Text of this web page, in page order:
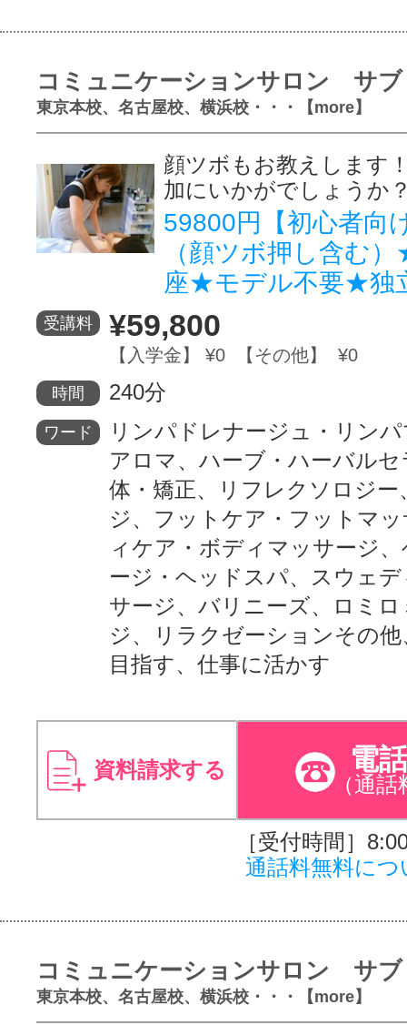
コミュニケーションサロン サブ
東京本校、名古屋校、横浜校・・・【more】
顔ツボもお教えします
加にいかがでしょうか
59800円【初心者向
（顔ツボ押し含む
座★モデル不要★独
受講料 ¥59,800
【入学金】 ¥0 【その他】 ¥0
時間 240分
ワード
リンパドレナージュ・リン
アロマ、ハーブ・ハーバルセ
体・矯正、リフレクソロジー
ジ、フットケア・フットマ
ィケア・ボディマッサージ
ージ・ヘッドスパ、スウェ
サージ、バリニーズ、ロミ
ジ、リラクゼーションその
目指す、仕事に活かす
資料請求する 電
（通話
［受付時間］
通話料無料につ
コミュニケーションサロン サブ
東京本校、名古屋校、横浜校・・・【more】